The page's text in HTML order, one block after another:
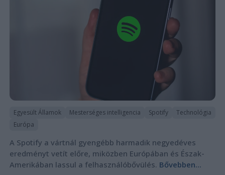
Egyesült Államok Mesterséges intelligencia Spotify
Technológia
Európa
A Spotify a vártnál gyengébb harmadik negyedéves
eredményt vetít előre, miközben Európában és Észak-
Amerikában lassul a felhasználóbővülés. Bővebben...